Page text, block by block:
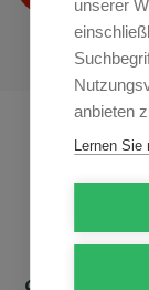
unserer
anbieten
Lernen Sie